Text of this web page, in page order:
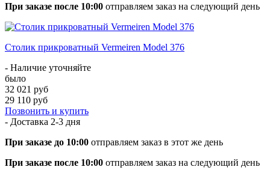
При заказе после 10:00 отправляем заказ на следующий день
Столик прикроватный Vermeiren Model 376
- Наличие уточняйте
было
32 021 руб
29 110 руб
Позвонить и купить
- Доставка 2-3 дня
При заказе до 10:00 отправляем заказ в этот же день
При заказе после 10:00 отправляем заказ на следующий день